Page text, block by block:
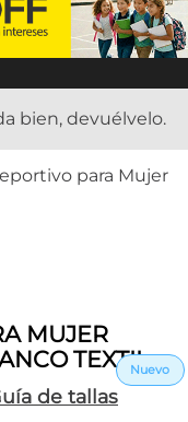
bien, devuélvelo.
para Mujer
MUJER
TEXTIL
de tallas